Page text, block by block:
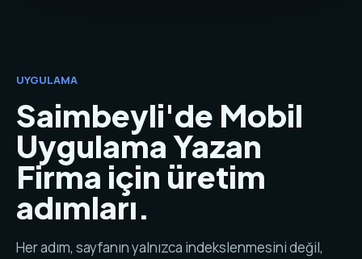
UYGULAMA
Saimbeyli'de Mobil
Uygulama Yazan
Firma için üretim
adımları.
Her adım, sayfanın yalnızca indekslenmesini değil,